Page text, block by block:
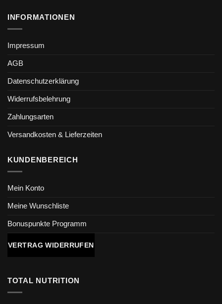
INFORMATIONEN
Impressum
AGB
Datenschutzerklärung
Widerrufsbelehrung
Zahlungsarten
Versandkosten & Lieferzeiten
KUNDENBEREICH
Mein Konto
Meine Wunschliste
Bonuspunkte Programm
VERTRAG WIDERRUFEN
TOTAL NUTRITION